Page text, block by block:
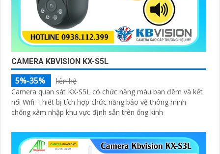
CAMERA KBVISION KX-S5L
5%-35%
liên hệ
Camera quan sát KX-S5L có chức năng màu ban đêm và kết
nối Wifi. Thiết bị tích hợp chức năng bảo vệ thông minh
chống xâm nhập khu vực định sẵn trên ống kính